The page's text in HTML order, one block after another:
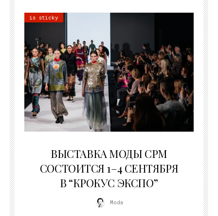
is sticky
ВЫСТАВКА МОДЫ CPM
СОСТОИТСЯ 1–4 СЕНТЯБРЯ
В “КРОКУС ЭКСПО”
Moda